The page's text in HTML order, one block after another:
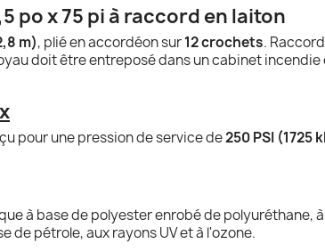
po x 75 pi à raccord en laiton
m), plié en accordéon sur12 crochets.
doit être entreposé dans un cabinet incendie
pour une pression de service de250 PSI (1725
à base de polyester enrobé de polyuréthane,
de pétrole, aux rayons UV et à l'ozone.